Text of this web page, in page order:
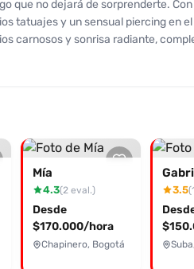
que no dejará de sorprenderte.
tatuajes y un sensual piercing en
carnosos y sonrisa radiante,
físico y un 8/10 en rostro. Camila
junto con su apartamento
sus clientes, quienes han
Camila está lista para recibirte
ganas, contacta a esta irresistible
está a un mensaje de distancia!
Mía
4.3(2 eval.)
Desde
$170.000/hora
Chapinero, Bogotá
3.5